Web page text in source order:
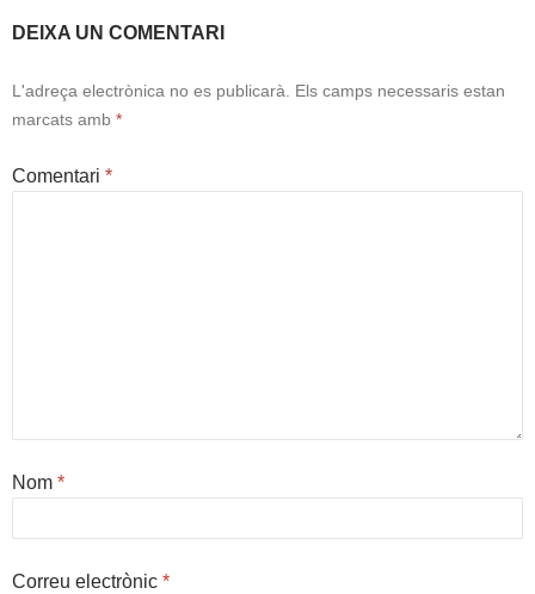
DEIXA UN COMENTARI
L'adreça electrònica no es publicarà.
Els camps necessaris estan
marcats amb *
Comentari *
Nom *
Correu electrònic *